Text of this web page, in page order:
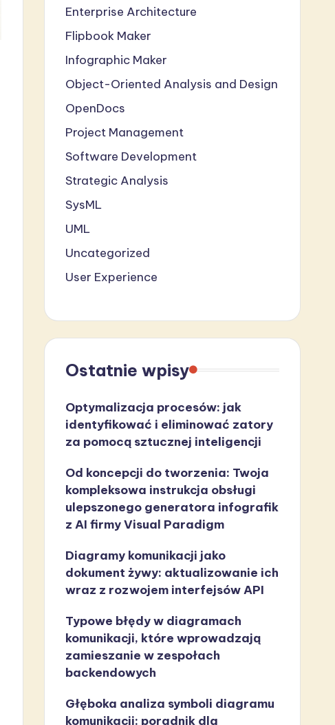
Enterprise Architecture
Flipbook Maker
Infographic Maker
Object-Oriented Analysis and Design
OpenDocs
Project Management
Software Development
Strategic Analysis
SysML
UML
Uncategorized
User Experience
Ostatnie wpisy
Optymalizacja procesów: jak
identyfikować i eliminować zatory
za pomocą sztucznej inteligencji
Od koncepcji do tworzenia: Twoja
kompleksowa instrukcja obsługi
ulepszonego generatora infografik
z AI firmy Visual Paradigm
Diagramy komunikacji jako
dokument żywy: aktualizowanie ich
wraz z rozwojem interfejsów API
Typowe błędy w diagramach
komunikacji, które wprowadzają
zamieszanie w zespołach
backendowych
Głęboka analiza symboli diagramu
komunikacji: poradnik dla